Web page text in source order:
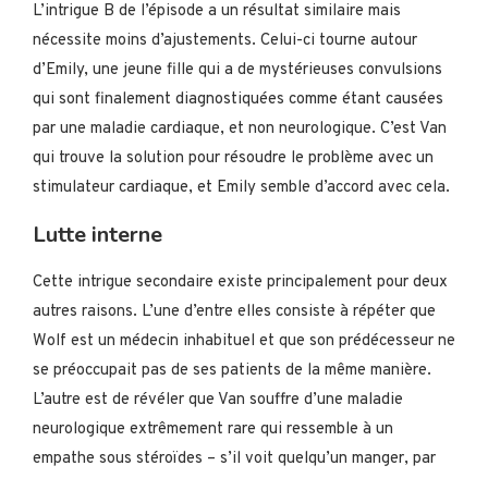
L’intrigue B de l’épisode a un résultat similaire mais
nécessite moins d’ajustements. Celui-ci tourne autour
d’Emily, une jeune fille qui a de mystérieuses convulsions
qui sont finalement diagnostiquées comme étant causées
par une maladie cardiaque, et non neurologique. C’est Van
qui trouve la solution pour résoudre le problème avec un
stimulateur cardiaque, et Emily semble d’accord avec cela.
Lutte interne
Cette intrigue secondaire existe principalement pour deux
autres raisons. L’une d’entre elles consiste à répéter que
Wolf est un médecin inhabituel et que son prédécesseur ne
se préoccupait pas de ses patients de la même manière.
L’autre est de révéler que Van souffre d’une maladie
neurologique extrêmement rare qui ressemble à un
empathe sous stéroïdes – s’il voit quelqu’un manger, par